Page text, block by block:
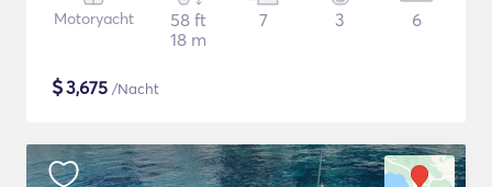
Motoryacht
58 ft
18 m
7 3 6
$3,675 /Nacht